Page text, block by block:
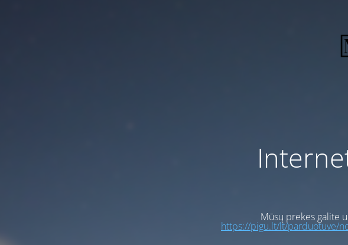
Mūsų prekes galite
https://pigu.lt/lt/parduotuve/